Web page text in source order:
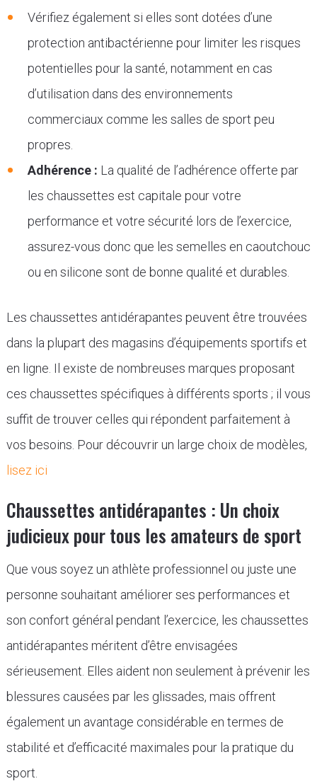
Vérifiez également si elles sont dotées d’une
protection antibactérienne pour limiter les risques
potentielles pour la santé, notamment en cas
d’utilisation dans des environnements
commerciaux comme les salles de sport peu
propres.
Adhérence : La qualité de l’adhérence offerte par
les chaussettes est capitale pour votre
performance et votre sécurité lors de l’exercice,
assurez-vous donc que les semelles en caoutchouc
ou en silicone sont de bonne qualité et durables.
Les chaussettes antidérapantes peuvent être trouvées
dans la plupart des magasins d’équipements sportifs et
en ligne. Il existe de nombreuses marques proposant
ces chaussettes spécifiques à différents sports ; il vous
suffit de trouver celles qui répondent parfaitement à
vos besoins. Pour découvrir un large choix de modèles,
lisez ici
Chaussettes antidérapantes : Un choix
judicieux pour tous les amateurs de sport
Que vous soyez un athlète professionnel ou juste une
personne souhaitant améliorer ses performances et
son confort général pendant l’exercice, les chaussettes
antidérapantes méritent d’être envisagées
sérieusement. Elles aident non seulement à prévenir les
blessures causées par les glissades, mais offrent
également un avantage considérable en termes de
stabilité et d’efficacité maximales pour la pratique du
sport.